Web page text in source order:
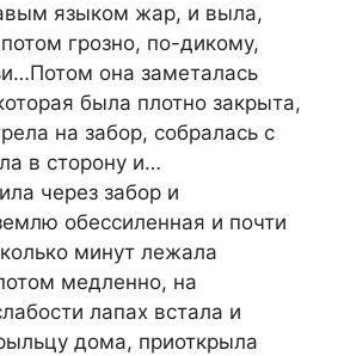
языком жар, и выла,
грозно, по-дикому,
она заметалась
была плотно закрыта,
на забор, собралась с
в сторону и…
через забор и
обессиленная и почти
минут лежала
медленно, на
лапах встала и
дома, приоткрыла